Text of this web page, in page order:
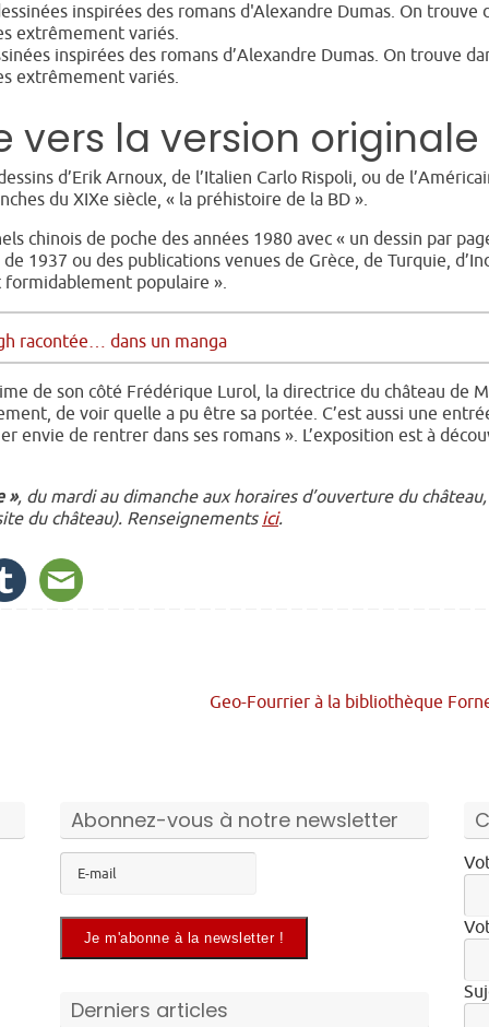
inspirées des romans d’Alexandre Dumas. On trouve
extrêmement variés.
vers la version originale
d’Erik Arnoux, de l’Italien Carlo Rispoli, ou de
du XIXe siècle, « la préhistoire de la BD ».
chinois de poche des années 1980 avec « un dessin par
1937 ou des publications venues de Grèce, de Turquie,
formidablement populaire ».
racontée… dans un manga
de son côté Frédérique Lurol, la directrice du château de
de voir quelle a pu être sa portée. C’est aussi une
envie de rentrer dans ses romans ». L’exposition est à
», du mardi au dimanche aux horaires d’ouverture du
du château). Renseignements ici.
Geo-Fourrier à la bibliothèque
Abonnez-vous à notre newsletter
Derniers articles